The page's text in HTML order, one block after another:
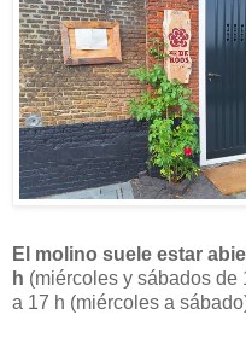
El molino suele estar
h (miércoles y sábados de
a 17 h (miércoles a